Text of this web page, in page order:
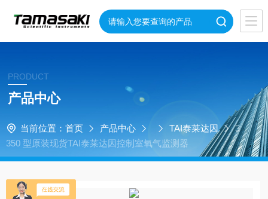
PRODUCT
产品中心
当前位置： 首页 产品中心 TAI泰莱达因
3
350 型原装现货TAI泰莱达因控制室氧气监测器